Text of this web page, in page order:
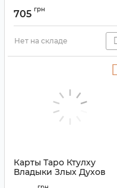
705 грн
Нет на складе
Карты Таро Ктулху
Владыки Злых Духов